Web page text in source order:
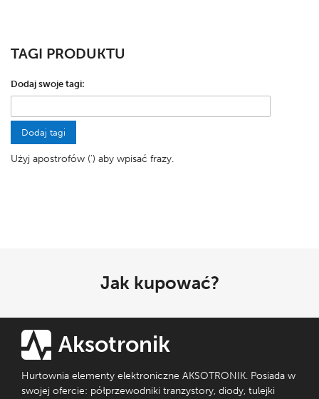
TAGI PRODUKTU
Dodaj swoje tagi:
Dodaj tagi
Użyj apostrofów (') aby wpisać frazy.
Jak kupować?
Aksotronik
Hurtownia elementy elektroniczne AKSOTRONIK. Posiada w
swojej ofercie: półprzewodniki tranzystory, diody, tulejki